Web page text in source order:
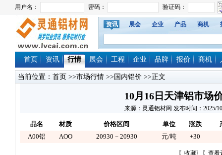
资讯 展会 企业 产品 商机
首页 资讯 行情 展会 工程 企业 品牌 报价 商机
当前位置： 首页 >>市场行情 >>国内铝价 >>正文
10月16日天津铝市场
来源：灵通铝材网 发布时间：2025/
品名 材质 价格区间 单位 涨跌
A00铝
AOO 20930－20930 元/吨 +30
〖 收藏〗〖 查看